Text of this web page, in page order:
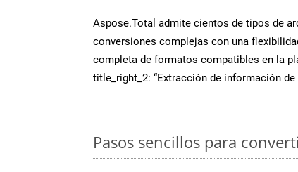
Aspose.Total admite cientos de tipos de
conversiones complejas con una
completa de formatos compatibles en la
title_right_2: “Extracción de información de
Pasos sencillos para